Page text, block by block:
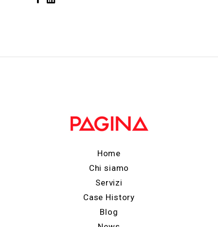
Home
Chi siamo
Servizi
Case History
Blog